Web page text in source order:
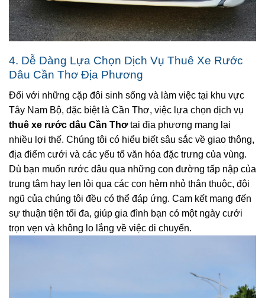
4. Dễ Dàng Lựa Chọn Dịch Vụ Thuê Xe Rước
Dâu Cần Thơ Địa Phương
Đối với những cặp đôi sinh sống và làm việc tại khu vực
Tây Nam Bộ, đặc biệt là Cần Thơ, việc lựa chọn dịch vụ
thuê xe rước dâu Cần Thơtại địa phương mang lại
nhiều lợi thế. Chúng tôi có hiểu biết sâu sắc về giao thông,
địa điểm cưới và các yếu tố văn hóa đặc trưng của vùng.
Dù bạn muốn rước dâu qua những con đường tấp nập của
trung tâm hay len lỏi qua các con hẻm nhỏ thân thuộc, đội
ngũ của chúng tôi đều có thể đáp ứng. Cam kết mang đến
sự thuận tiện tối đa, giúp gia đình bạn có một ngày cưới
trọn vẹn và không lo lắng về việc di chuyển.